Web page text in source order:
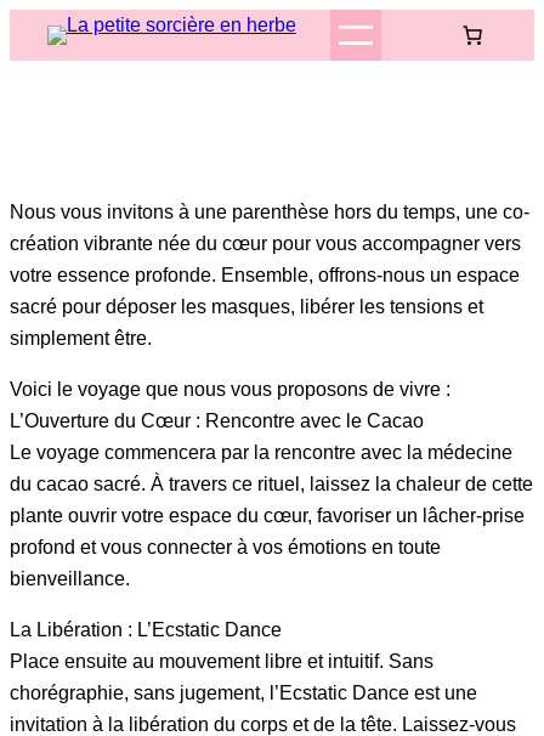
Aller
Nous vous invitons à une parenthèse hors du temps, une co-
création vibrante née du cœur pour vous accompagner vers
votre essence profonde. Ensemble, offrons-nous un espace
sacré pour déposer les masques, libérer les tensions et
simplement être.
Voici le voyage que nous vous proposons de vivre :
L’Ouverture du Cœur : Rencontre avec le Cacao
Le voyage commencera par la rencontre avec la médecine
du cacao sacré. À travers ce rituel, laissez la chaleur de cette
plante ouvrir votre espace du cœur, favoriser un lâcher-prise
profond et vous connecter à vos émotions en toute
bienveillance.
La Libération : L’Ecstatic Dance
Place ensuite au mouvement libre et intuitif. Sans
chorégraphie, sans jugement, l’Ecstatic Dance est une
invitation à la libération du corps et de la tête. Laissez-vous